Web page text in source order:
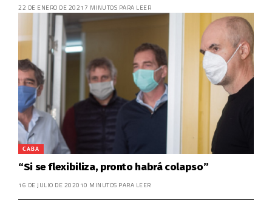
22 DE ENERO DE 2021 7 MINUTOS PARA LEER
CABA
“Si se flexibiliza, pronto habrá colapso”
16 DE JULIO DE 2020 10 MINUTOS PARA LEER